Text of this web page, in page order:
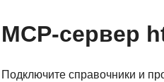
MCP-сервер
Подключите справочники и